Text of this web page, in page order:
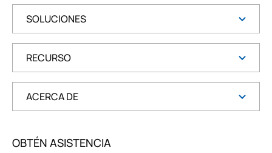
SOLUCIONES
RECURSO
ACERCA DE
OBTÉN ASISTENCIA